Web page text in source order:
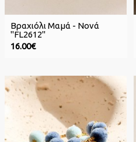
Βραχιόλι Μαμά - Νονά
"FL2612"
16.00€